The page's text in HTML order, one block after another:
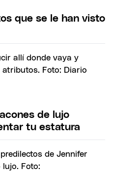
que se le han visto
de lujo
tu estatura